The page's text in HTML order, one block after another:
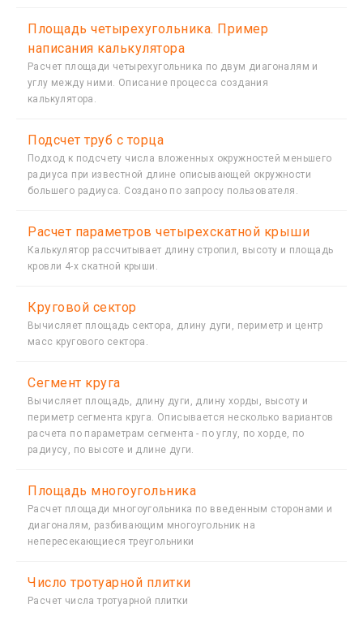
Площадь четырехугольника. Пример
написания калькулятора
Расчет площади четырехугольника по двум диагоналям и
углу между ними. Описание процесса создания
калькулятора.
Подсчет труб с торца
Подход к подсчету числа вложенных окружностей меньшего
радиуса при известной длине описывающей окружности
большего радиуса. Создано по запросу пользователя.
Расчет параметров четырехскатной крыши
Калькулятор расcчитывает длину стропил, высоту и площадь
кровли 4-х скатной крыши.
Круговой сектор
Вычисляет площадь сектора, длину дуги, периметр и центр
масс кругового сектора.
Сегмент круга
Вычисляет площадь, длину дуги, длину хорды, высоту и
периметр сегмента круга. Описывается несколько вариантов
расчета по параметрам сегмента - по углу, по хорде, по
радиусу, по высоте и длине дуги.
Площадь многоугольника
Расчет площади многоугольника по введенным сторонами и
диагоналям, разбивающим многоугольник на
непересекающиеся треугольники
Число тротуарной плитки
Расчет числа тротуарной плитки